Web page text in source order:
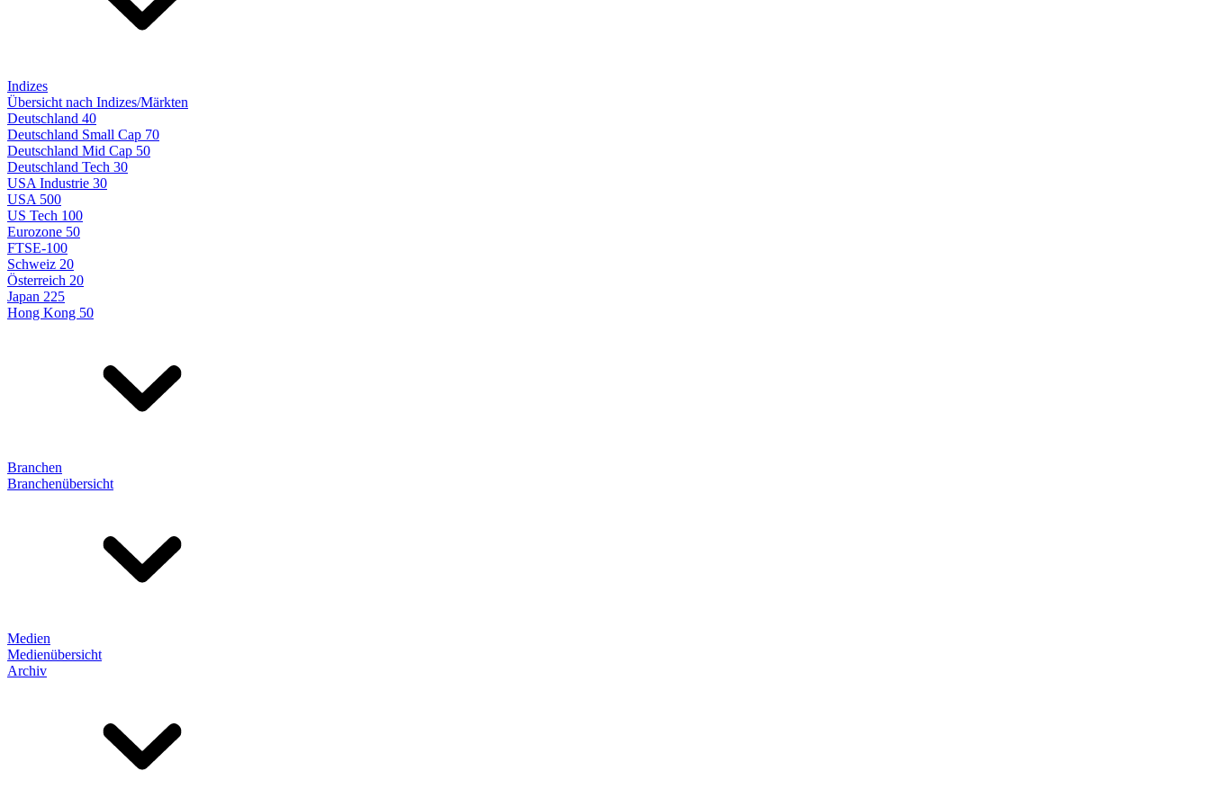
Indizes
Übersicht nach Indizes/Märkten
Deutschland 40
Deutschland Small Cap 70
Deutschland Mid Cap 50
Deutschland Tech 30
USA Industrie 30
USA 500
US Tech 100
Eurozone 50
FTSE-100
Schweiz 20
Österreich 20
Japan 225
Hong Kong 50
Branchen
Branchenübersicht
Medien
Medienübersicht
Archiv